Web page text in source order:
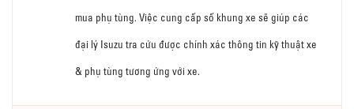
mua phụ tùng. Việc cung cấp số khung xe sẽ giúp các
đại lý Isuzu tra cứu được chính xác thông tin kỹ thuật xe
& phụ tùng tương ứng với xe.